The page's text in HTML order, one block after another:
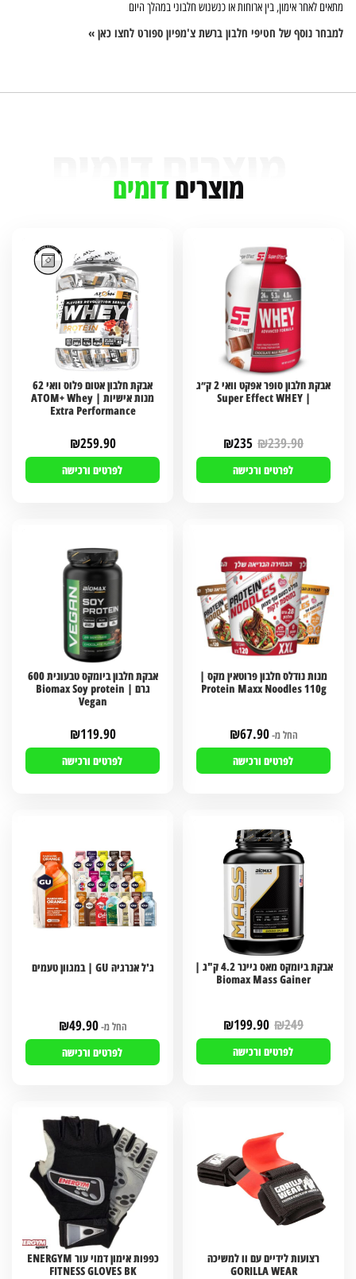
מתאים לאחר אימון, בין ארוחות או כנשנוש חלבוני במהלך היום
למבחר נוסף של חטיפי חלבון ברשת צ'מפיון ספורט לחצו כאן »
מוצריםדומים
אבקת חלבון סופר אפקט וואי 2 ק״ג
| Super Effect WHEY
₪239.90
₪235
לפרטים ורכישה
אבקת חלבון אטום פלוס וואי 62
מנות אישיות | ATOM+ Whey
Extra Performance
₪259.90
לפרטים ורכישה
מנות נודלס חלבון פרוטאין מקס |
Protein Maxx Noodles 110g
החל מ- ₪67.90
לפרטים ורכישה
אבקת חלבון ביומקס טבעונית 600
גרם | Biomax Soy protein
Vegan
₪119.90
לפרטים ורכישה
אבקת ביומקס מאס גיינר 4.2 ק"ג |
Biomax Mass Gainer
₪249
₪199.90
לפרטים ורכישה
ג'ל אנרגיה GU | במגוון טעמים
החל מ- ₪49.90
לפרטים ורכישה
רצועות לידיים עם וו למשיכה
GORILLA WEAR
כפפות אימון דמוי עור ENERGYM
FITNESS GLOVES BK